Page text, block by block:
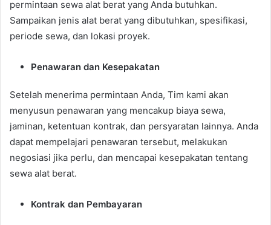
permintaan sewa alat berat yang Anda butuhkan.
Sampaikan jenis alat berat yang dibutuhkan, spesifikasi,
periode sewa, dan lokasi proyek.
Penawaran dan Kesepakatan
Setelah menerima permintaan Anda, Tim kami akan
menyusun penawaran yang mencakup biaya sewa,
jaminan, ketentuan kontrak, dan persyaratan lainnya. Anda
dapat mempelajari penawaran tersebut, melakukan
negosiasi jika perlu, dan mencapai kesepakatan tentang
sewa alat berat.
Kontrak dan Pembayaran